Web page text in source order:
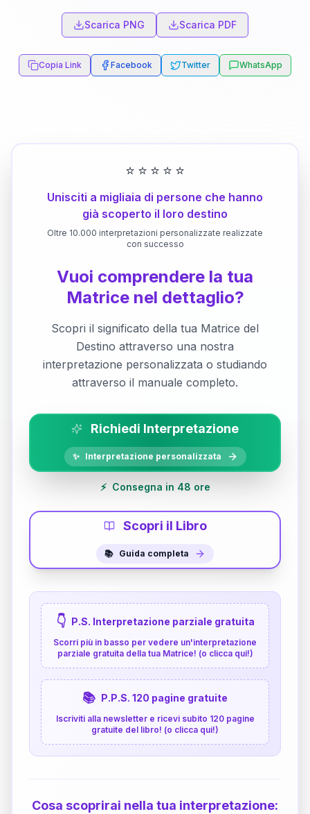
Scarica PNG Scarica PDF
Copia Link Facebook Twitter WhatsApp
⭐ ⭐ ⭐ ⭐ ⭐
Unisciti a migliaia di persone che hanno
già scoperto il loro destino
Oltre 10.000 interpretazioni personalizzate realizzate
con successo
Vuoi comprendere la tua
Matrice nel dettaglio?
Scopri il significato della tua Matrice del
Destino attraverso una nostra
interpretazione personalizzata o studiando
attraverso il manuale completo.
Richiedi Interpretazione
✨ Interpretazione personalizzata
⚡ Consegna in 48 ore
Scopri il Libro
📚 Guida completa
👇 P.S. Interpretazione parziale gratuita
Scorri più in basso per vedere un'interpretazione
parziale gratuita della tua Matrice! (o clicca qui!)
📚 P.P.S. 120 pagine gratuite
Iscriviti alla newsletter e ricevi subito 120 pagine
gratuite del libro! (o clicca qui!)
Cosa scoprirai nella tua interpretazione: